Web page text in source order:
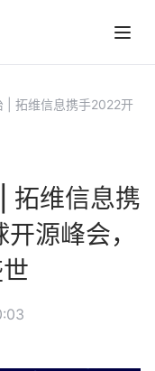
| 拓维信息携手2022开
拓维信息携
源峰会，